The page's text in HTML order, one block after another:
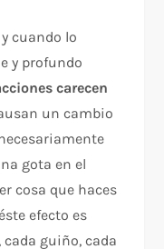
cuando lo
y profundo
carecen
un cambio
gota en el
cosa que haces
efecto es
cada guiño, cada